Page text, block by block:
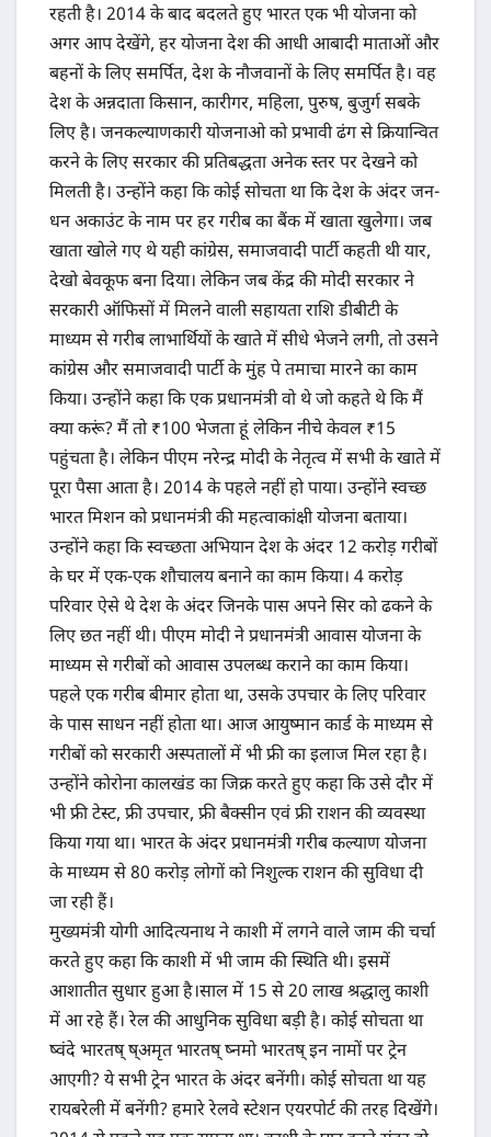
रहती है। 2014 के बाद बदलते हुए भारत एक भी योजना को
अगर आप देखेंगे, हर योजना देश की आधी आबादी माताओं और
बहनों के लिए समर्पित, देश के नौजवानों के लिए समर्पित है। वह
देश के अन्नदाता किसान, कारीगर, महिला, पुरुष, बुजुर्ग सबके
लिए है। जनकल्याणकारी योजनाओ को प्रभावी ढंग से क्रियान्वित
करने के लिए सरकार की प्रतिबद्धता अनेक स्तर पर देखने को
मिलती है। उन्होंने कहा कि कोई सोचता था कि देश के अंदर जन-
धन अकाउंट के नाम पर हर गरीब का बैंक में खाता खुलेगा। जब
खाता खोले गए थे यही कांग्रेस, समाजवादी पार्टी कहती थी यार,
देखो बेवकूफ बना दिया। लेकिन जब केंद्र की मोदी सरकार ने
सरकारी ऑफिसों में मिलने वाली सहायता राशि डीबीटी के
माध्यम से गरीब लाभार्थियों के खाते में सीधे भेजने लगी, तो उसने
कांग्रेस और समाजवादी पार्टी के मुंह पे तमाचा मारने का काम
किया। उन्होंने कहा कि एक प्रधानमंत्री वो थे जो कहते थे कि मैं
क्या करूं? मैं तो ₹100 भेजता हूं लेकिन नीचे केवल ₹15
पहुंचता है। लेकिन पीएम नरेन्द्र मोदी के नेतृत्व में सभी के खाते में
पूरा पैसा आता है। 2014 के पहले नहीं हो पाया। उन्होंने स्वच्छ
भारत मिशन को प्रधानमंत्री की महत्वाकांक्षी योजना बताया।
उन्होंने कहा कि स्वच्छता अभियान देश के अंदर 12 करोड़ गरीबों
के घर में एक-एक शौचालय बनाने का काम किया। 4 करोड़
परिवार ऐसे थे देश के अंदर जिनके पास अपने सिर को ढकने के
लिए छत नहीं थी। पीएम मोदी ने प्रधानमंत्री आवास योजना के
माध्यम से गरीबों को आवास उपलब्ध कराने का काम किया।
पहले एक गरीब बीमार होता था, उसके उपचार के लिए परिवार
के पास साधन नहीं होता था। आज आयुष्मान कार्ड के माध्यम से
गरीबों को सरकारी अस्पतालों में भी फ्री का इलाज मिल रहा है।
उन्होंने कोरोना कालखंड का जिक्र करते हुए कहा कि उसे दौर में
भी फ्री टेस्ट, फ्री उपचार, फ्री बैक्सीन एवं फ्री राशन की व्यवस्था
किया गया था। भारत के अंदर प्रधानमंत्री गरीब कल्याण योजना
के माध्यम से 80 करोड़ लोगों को निशुल्क राशन की सुविधा दी
जा रही हैं।
मुख्यमंत्री योगी आदित्यनाथ ने काशी में लगने वाले जाम की चर्चा
करते हुए कहा कि काशी में भी जाम की स्थिति थी। इसमें
आशातीत सुधार हुआ है।साल में 15 से 20 लाख श्रद्धालु काशी
में आ रहे हैं। रेल की आधुनिक सुविधा बड़ी है। कोई सोचता था
ष्वंदे भारतष् ष्अमृत भारतष् ष्नमो भारतष् इन नामों पर ट्रेन
आएगी? ये सभी ट्रेन भारत के अंदर बनेंगी। कोई सोचता था यह
रायबरेली में बनेंगी? हमारे रेलवे स्टेशन एयरपोर्ट की तरह दिखेंगे।